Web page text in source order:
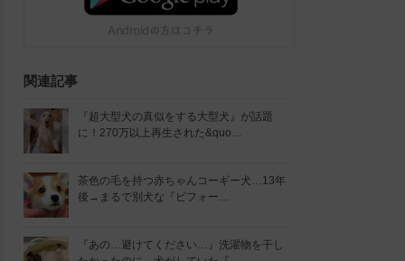
関連記事
『超大型犬の真似をする大型犬』が話題
に！270万以上再生された&quo…
茶色の毛を持つ赤ちゃんコーギー犬…13年
後→まるで別犬な『ビフォー…
『あの…避けてください…』洗濯物を干し